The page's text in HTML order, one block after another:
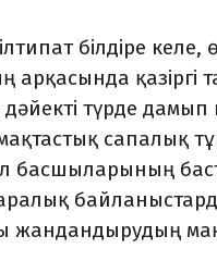
білдіре келе,
арқа­сында қазіргі
түрде
сапалық
басшыларының
жандандыру­дың